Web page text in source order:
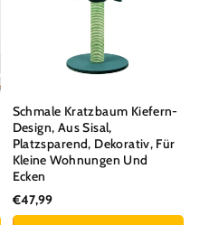
Schmale Kratzbaum Kiefern-
Design, Aus Sisal,
Platzsparend, Dekorativ, Für
Kleine Wohnungen Und
Ecken
€47,99